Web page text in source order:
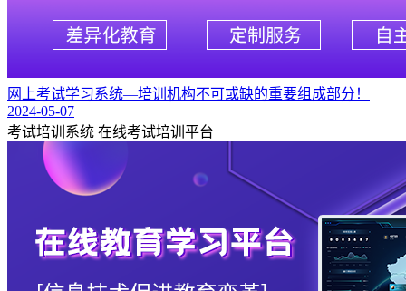
网上考试学习系统—培训机构不可或缺的重要组成部分！
2024-05-07
考试培训系统 在线考试培训平台